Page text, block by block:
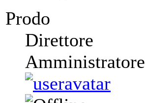
Prodo
Direttore
Amministratore